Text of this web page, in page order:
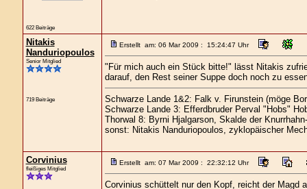
622 Beiträge
Nitakis
Nanduriopoulos
Senior Mitglied
719 Beiträge
Erstellt am: 06 Mar 2009 : 15:24:47 Uhr
"Für mich auch ein Stück bitte!" lässt Nitakis
darauf, den Rest seiner Suppe doch noch zu
Schwarze Lande 1&2: Falk v. Firunstein (möge
Schwarze Lande 3: Efferdbruder Perval "Hobs"
Thorwal 8: Byrni Hjalgarson, Skalde der
sonst: Nitakis Nanduriopoulos, zyklopäischer
Corvinius
fleißiges Mitglied
Erstellt am: 07 Mar 2009 : 22:32:12 Uhr
Corvinius schüttelt nur den Kopf, reicht der Magd